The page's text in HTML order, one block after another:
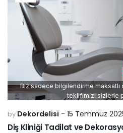
Biz sadece bilgilendirme maksatlı
teklifimizi sizlerle
by Dekordelisi 15 Temmuz
Diş Kliniği Tadilat ve